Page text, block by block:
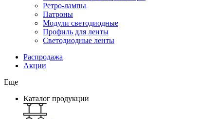
Ретро-лампы
Патроны
Модули светодиодные
Профиль для ленты
Светодиодные ленты
Распродажа
Акции
Еще
Каталог продукции